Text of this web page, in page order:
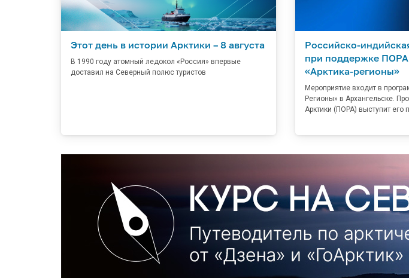
Этот день в истории Арктики – 8 августа
В 1990 году атомный ледокол «Россия» впервые
доставил на Северный полюс туристов
Российско-
при поддержке
«Арктика-регионы»
Мероприятие входит в
Регионы» в Архангельске.
Арктики (ПОРА) выступит его